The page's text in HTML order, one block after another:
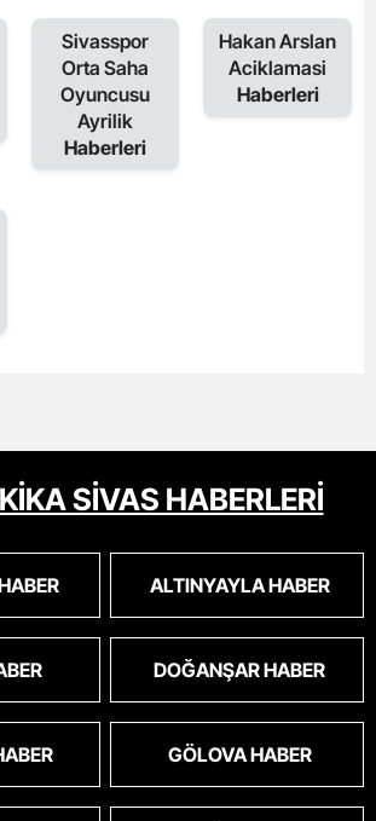
Sivasspor
Orta Saha
Oyuncusu
Ayrilik
Haberleri
Hakan Arslan
Aciklamasi
Haberleri
SİVAS HABERLERİ
ALTINYAYLA HABER
DOĞANŞAR HABER
GÖLOVA HABER